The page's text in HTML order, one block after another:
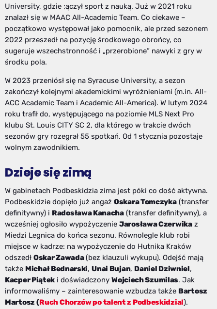
University, gdzie ;ączył sport z nauką. Już w 2021 roku
znalazł się w MAAC All-Academic Team. Co ciekawe –
początkowo występował jako pomocnik, ale przed sezonem
2022 przeszedł na pozycję środkowego obrońcy, co
sugeruje wszechstronność i „przerobione” nawyki z gry w
środku pola.
W 2023 przeniósł się na Syracuse University, a sezon
zakończył kolejnymi akademickimi wyróżnieniami (m.in. All-
ACC Academic Team i Academic All-America). W lutym 2024
roku trafił do, występującego na poziomie MLS Next Pro
klubu St. Louis CITY SC 2, dla którego w trakcie dwóch
sezonów gry rozegrał 55 spotkań. Od 1 stycznia pozostaje
wolnym zawodnikiem.
Dzieje się zimą
W gabinetach Podbeskidzia zima jest póki co dość aktywna.
Podbeskidzie dopięło już angaż Oskara Tomczyka(transfer
definitywny) i Radosława Kanacha(transfer definitywny), a
wcześniej ogłosiło wypożyczenie Jarosława Czerwikaz
Miedzi Legnica do końca sezonu. Równolegle klub robi
miejsce w kadrze: na wypożyczenie do Hutnika Kraków
odszedł Oskar Zawada(bez klauzuli wykupu). Odejść mają
także Michał Bednarski,Unai Bujan, Daniel Dziwniel,
Kacper Piątek i doświadczonyWojciech Szumilas. Jak
informowaliśmy – zainteresowanie wzbudza także Bartosz
Martosz (Ruch Chorzów po talent z Podbeskidzia!).